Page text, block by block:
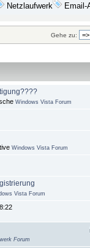
Netzlaufwerk Email-
Gehe zu:
Windows Vista Forum
Windows Vista Forum
Vista Forum
Forum